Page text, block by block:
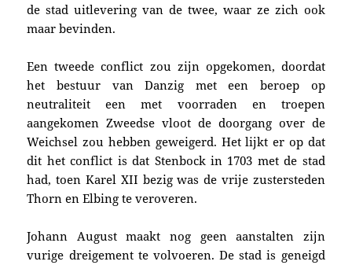
de stad uitlevering van de twee, waar ze zich ook
maar bevinden.
Een tweede conflict zou zijn opgekomen, doordat
het bestuur van Danzig met een beroep op
neutraliteit een met voorraden en troepen
aangekomen Zweedse vloot de doorgang over de
Weichsel zou hebben geweigerd. Het lijkt er op dat
dit het conflict is dat Stenbock in 1703 met de stad
had, toen Karel XII bezig was de vrije zustersteden
Thorn en Elbing te veroveren.
Johann August maakt nog geen aanstalten zijn
vurige dreigement te volvoeren. De stad is geneigd